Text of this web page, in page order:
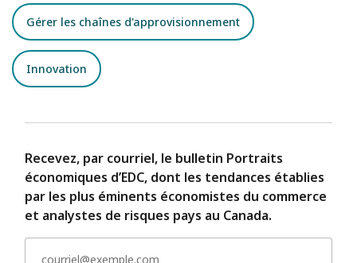
Gérer les chaînes d'approvisionnement
Innovation
Recevez, par courriel, le bulletin Portraits
économiques d’EDC, dont les tendances établies
par les plus éminents économistes du commerce
et analystes de risques pays au Canada.